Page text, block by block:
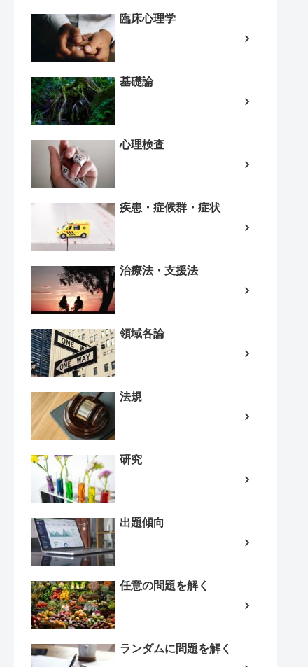
臨床心理学
基礎論
心理検査
疾患・症候群・症状
治療法・支援法
領域各論
法規
研究
出題傾向
任意の問題を解く
ランダムに問題を解く